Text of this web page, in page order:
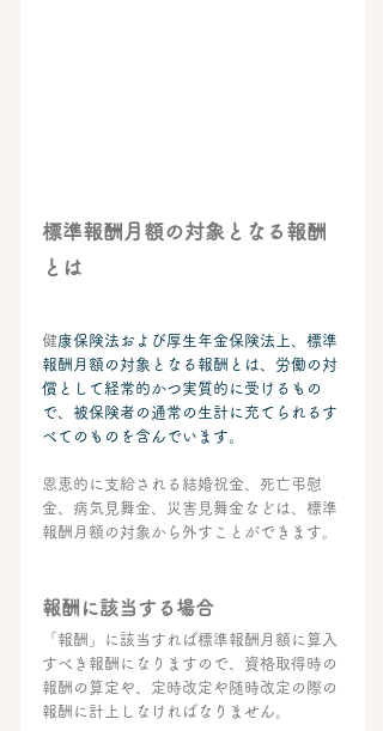
標準報酬月額の対象となる報酬
とは
健康保険法および厚生年金保険法上、標準
報酬月額の対象となる報酬とは、 労働の対
償として経常的かつ実質的に受けるもの
で、被保険者の通常の生計に充てられるす
べてのものを含んでいます。
恩恵的に支給される結婚祝金、死亡弔慰
金、病気見舞金、災害見舞金などは、標準
報酬月額の対象から外すことができます。
報酬に該当する場合
「報酬」に該当すれば標準報酬月額に算入
すべき報酬になりますので、資格取得時の
報酬の算定や、定時改定や随時改定の際の
報酬に計上しなければなりません。